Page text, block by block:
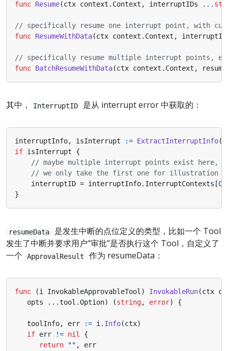
func Resume(ctx context . Context , interruptIDs ...
// specifically resume one interrupt point, with
func ResumeWithData(ctx context . Context , interruptID
// specifically resume multiple interrupt points,
func BatchResumeWithData(ctx context . Context ,
其中， InterruptID 是从 interrupt error 中获取的：
interruptInfo, isInterrupt := ExtractInterruptInfo(
if isInterrupt
{
// maybe multiple interrupt points exist here,
// we only take the first one for illustration
interruptID = interruptInfo. InterruptContexts [0
}
resumeData
是发生中断的点位定义的类型，比如一个 Tool
发生了中断并要求用户“审批”是否执行这个 Tool，自定义了
一个
ApprovalResult 作为 resumeData：
func (i InvokableApprovableTool) InvokableRun(ctx
opts
...tool .Option) (string, error) {
toolInfo, err := i. Info(ctx)
if err != nil
{
return
"" ,
err